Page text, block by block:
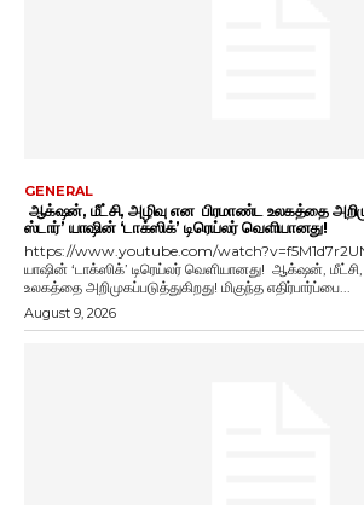
GENERAL
ஆக்‌ஷன், மீட்சி, அழிவு என பிரமாண்ட உலகத்தை
ஸ்டார்’ யாஷின் ‘டாக்ஸிக்’ டிரெய்லர் வெளியானது!
https://www.youtube.com/
யாஷின் ‘டாக்ஸிக்’ டிரெய்லர் வெளியானது! ஆக்‌ஷன்,
உலகத்தை அறிமுகப்படுத்துகிறது! மிகுந்த எதிர்பார்ப்பை...
August 9, 2026